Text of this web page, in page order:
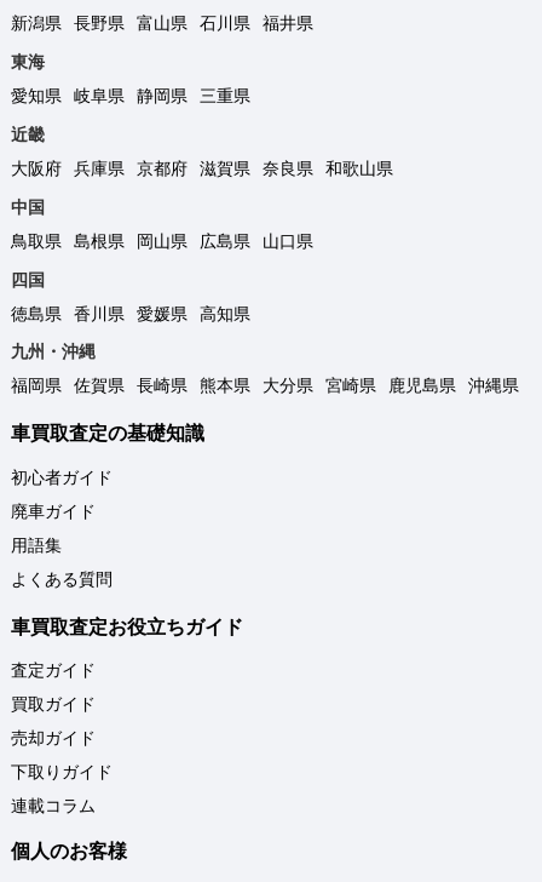
新潟県
長野県 富山県 石川県
福井県
東海
愛知県
岐阜県 静岡県
三重県
近畿
大阪府
兵庫県 京都府 滋賀県 奈良県
和歌山県
中国
鳥取県
島根県 岡山県 広島県
山口県
四国
徳島県
香川県 愛媛県
高知県
九州・沖縄
福岡県
佐賀県 長崎県 熊本県 大分県 宮崎県 鹿児島県 沖縄県
車買取査定の基礎知識
初心者ガイド
廃車ガイド
用語集
よくある質問
車買取査定お役立ちガイド
査定ガイド
買取ガイド
売却ガイド
下取りガイド
連載コラム
個人のお客様